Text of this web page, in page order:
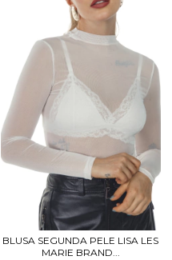
BLUSA SEGUNDA PELE LISA LES
MARIE BRAND...